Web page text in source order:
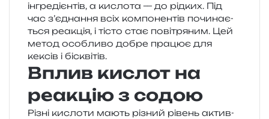
інгре­ді­єн­тів, а кисло­та — до рід­ких. Під
час з’єд­на­н­ня всіх ком­по­нен­тів почи­на­є­
ться реа­кція, і тісто стає пові­тря­ним. Цей
метод осо­бли­во добре пра­цює для
кексів і бісквітів.
Вплив кислот на
реакцію з содою
Різні кисло­ти мають різний рівень актив­